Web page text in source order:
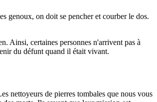
genoux, on doit se pencher et courber le dos.
Ainsi, certaines personnes n'arrivent pas à
du défunt quand il était vivant.
nettoyeurs de pierres tombales que nous vous